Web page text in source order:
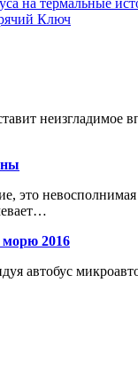
Ключ
неизгладимое
это
морю 2016
автобус